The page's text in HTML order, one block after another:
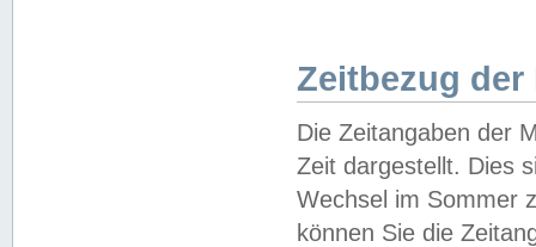
Zeitbezug der
Die Zeitangaben der
Zeit dargestellt. Dies
Wechsel im Sommer
können Sie die